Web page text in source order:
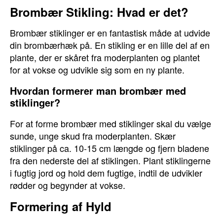
Brombær Stikling: Hvad er det?
Brombær stiklinger er en fantastisk måde at udvide
din brombærhæk på. En stikling er en lille del af en
plante, der er skåret fra moderplanten og plantet
for at vokse og udvikle sig som en ny plante.
Hvordan formerer man brombær med
stiklinger?
For at forme brombær med stiklinger skal du vælge
sunde, unge skud fra moderplanten. Skær
stiklinger på ca. 10-15 cm længde og fjern bladene
fra den nederste del af stiklingen. Plant stiklingerne
i fugtig jord og hold dem fugtige, indtil de udvikler
rødder og begynder at vokse.
Formering af Hyld